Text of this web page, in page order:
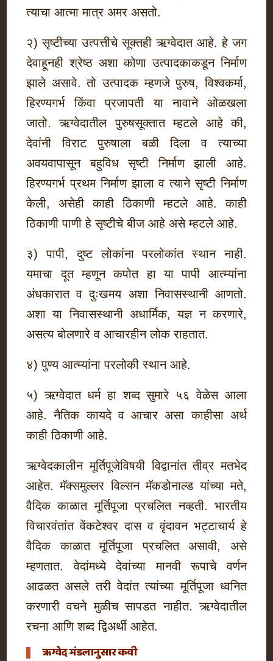
त्याचा आत्मा मात्र अमर असतो.
२) सृष्टीच्या उत्पत्तीचे सूक्तही ऋग्वेदात आहे. हे जग
देवाहूनही श्रेष्ठ अशा कोणा उत्पादकाकडून निर्माण
झाले असावे. तो उत्पादक म्हणजे पुरुष, विश्वकर्मा,
हिरण्यगर्भ किंवा प्रजापती या नावाने ओळखला
जातो. ऋग्वेदातील पुरुषसूक्तात म्हटले आहे की,
देवांनी विराट पुरुषाला बळी दिला व त्याच्या
अवयवापासून बहुविध सृष्टी निर्माण झाली आहे.
हिरण्यगर्भ प्रथम निर्माण झाला व त्याने सृष्टी निर्माण
केली, असेही काही ठिकाणी म्हटले आहे. काही
ठिकाणी पाणी हे सृष्टीचे बीज आहे असे म्हटले आहे.
३) पापी, दुष्ट लोकांना परलोकांत स्थान नाही.
यमाचा दूत म्हणून कपोत हा या पापी आत्म्यांना
अंधकारात व दुःखमय अशा निवासस्थानी आणतो.
अशा या निवासस्थानी अधार्मिक, यज्ञ न करणारे,
असत्य बोलणारे व आचारहीन लोक राहतात.
४) पुण्य आत्म्यांना परलोकी स्थान आहे.
५) ऋग्वेदात धर्म हा शब्द सुमारे ५६ वेळेस आला
आहे. नैतिक कायदे व आचार असा काहीसा अर्थ
काही ठिकाणी आहे.
ऋग्वेदकालीन मूर्तिपूजेविषयी विद्वानांत तीव्र मतभेद
आहेत. मॅक्समुल्लर विल्सन मॅकडोनाल्ड यांच्या मते,
वैदिक काळात मूर्तिपूजा प्रचलित नव्हती. भारतीय
विचारवंतांत वेंकटेश्वर दास व वृंदावन भट्टाचार्य हे
वैदिक काळात मूर्तिपूजा प्रचलित असावी, असे
म्हणतात. वेदांमध्ये देवांच्या मानवी रूपाचे वर्णन
आढळत असले तरी वेदांत त्यांच्या मूर्तिपूजा ध्वनित
करणारी वचने मुळीच सापडत नाहीत. ऋग्वेदातील
रचना आणि शब्द द्विअर्थी आहेत.
ऋग्वेद मंडलानुसार कवी